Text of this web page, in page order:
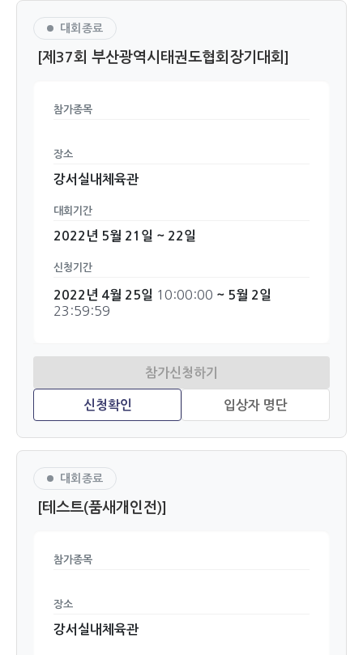
대회종료
[제37회 부산광역시태권도협회장기대회]
참가종목
장소
강서실내체육관
대회기간
2022년 5월 21일 ~ 22일
신청기간
2022년 4월 25일 10:00:00 ~ 5월 2일
23:59:59
대회종료
[테스트(품새개인전)]
참가종목
장소
강서실내체육관